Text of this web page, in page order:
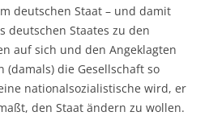
deutschen Staat – und damit
deutschen Staates zu den
auf sich und den Angeklagten
(damals) die Gesellschaft so
nationalsozialistische wird, er
den Staat ändern zu wollen.